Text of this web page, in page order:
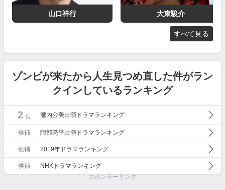
山口祥行 大東駿介
すべて見る
ゾンビが来たから人生見つめ直した件がラン
クインしているランキング
2 位 瀧内公美出演ドラマランキング
候補 阿部亮平出演ドラマランキング
候補 2019年ドラマランキング
候補
NHKドラマランキング
スポンサーリンク